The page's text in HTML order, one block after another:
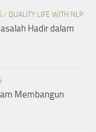
/ QUALITY LIFE WITH NLP
Hadir dalam
Membangun